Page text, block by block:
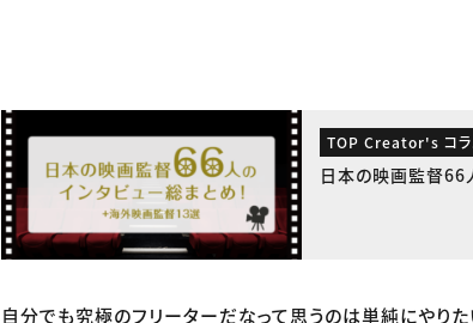
TOP Creator's コラ
日本の映画監督66
自分でも究極のフリーターだなって思うのは単純にやりた